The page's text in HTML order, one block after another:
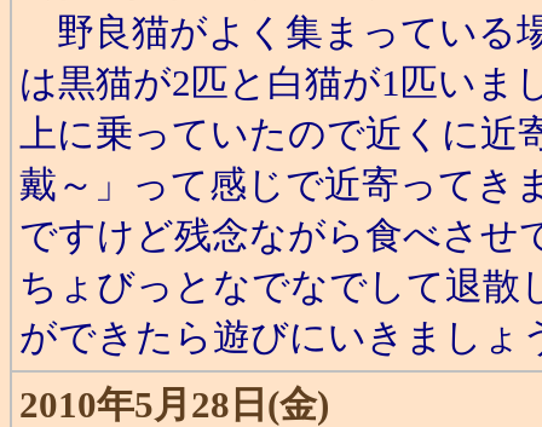
野良猫がよく集まっている
は黒猫が2匹と白猫が1匹いま
上に乗っていたので近くに近
戴～」って感じで近寄ってき
ですけど残念ながら食べさせ
ちょびっとなでなでして退散
ができたら遊びにいきまし
2010年5月28日(金)